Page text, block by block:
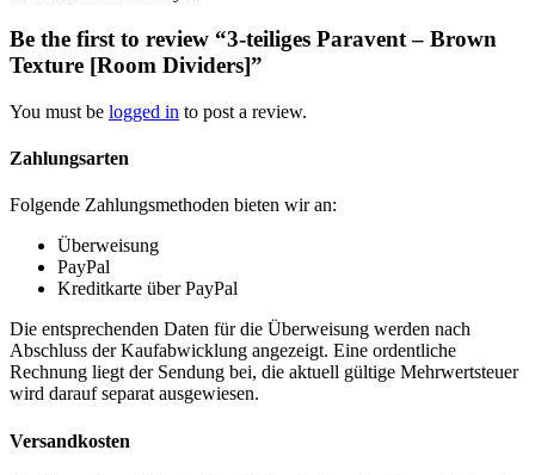
Be the first to review “3-teiliges Paravent – Brown
Texture [Room Dividers]”
You must be logged in to post a review.
Zahlungsarten
Folgende Zahlungsmethoden bieten wir an:
Überweisung
PayPal
Kreditkarte über PayPal
Die entsprechenden Daten für die Überweisung werden nach
Abschluss der Kaufabwicklung angezeigt. Eine ordentliche
Rechnung liegt der Sendung bei, die aktuell gültige Mehrwertsteuer
wird darauf separat ausgewiesen.
Versandkosten